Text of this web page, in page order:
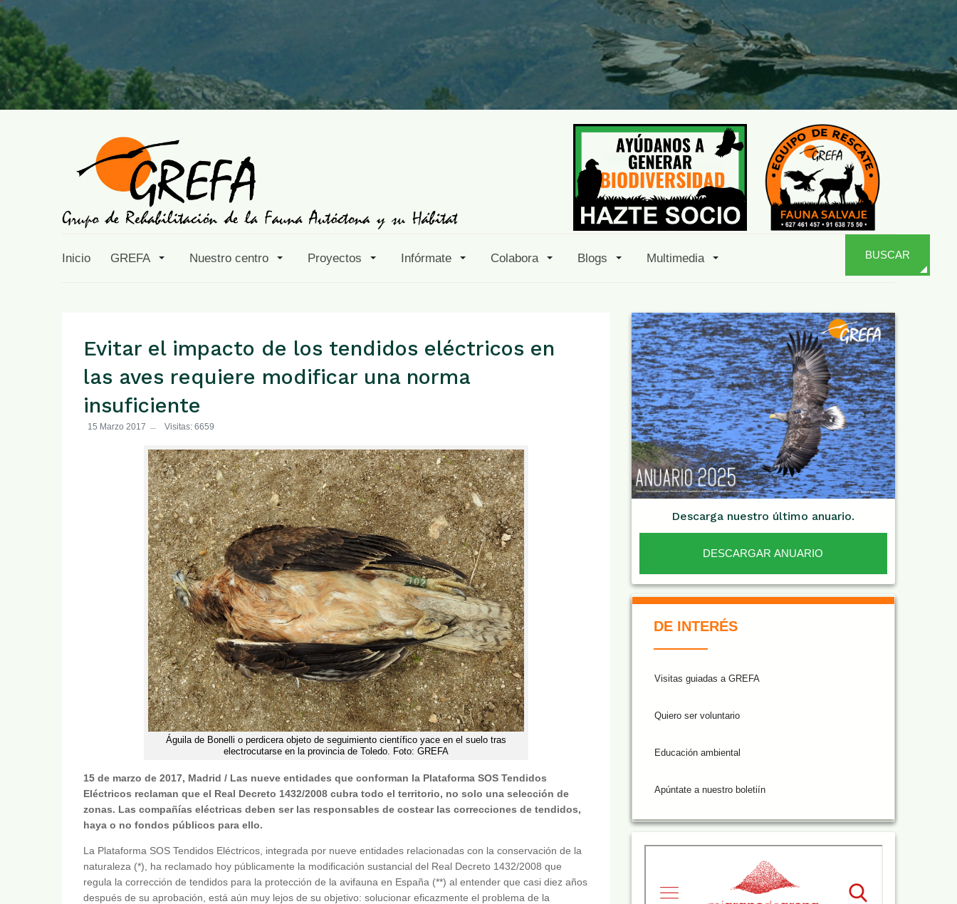
Inicio GREFA Nuestro centro Proyectos Infórmate Colabora Blogs Multimedia BUSCAR
Evitar el impacto de los tendidos eléctricos en
las aves requiere modificar una norma
insuficiente
15 Marzo 2017 Visitas: 6659
Águila de Bonelli o perdicera objeto de seguimiento científico yace en el suelo tras
electrocutarse en la provincia de Toledo. Foto: GREFA
15 de marzo de 2017, Madrid / Las nueve entidades que conforman la Plataforma SOS Tendidos
Eléctricos reclaman que el Real Decreto 1432/2008 cubra todo el territorio, no solo una selección de
zonas. Las compañías eléctricas deben ser las responsables de costear las correcciones de tendidos,
haya o no fondos públicos para ello.
La Plataforma SOS Tendidos Eléctricos, integrada por nueve entidades relacionadas con la conservación de la
naturaleza (*), ha reclamado hoy públicamente la modificación sustancial del Real Decreto 1432/2008 que
regula la corrección de tendidos para la protección de la avifauna en España (**) al entender que casi diez años
después de su aprobación, está aún muy lejos de su objetivo: solucionar eficazmente el problema de la
Descarga nuestro último anuario.
DESCARGAR ANUARIO
DE INTERÉS
Visitas guiadas a GREFA
Quiero ser voluntario
Educación ambiental
Apúntate a nuestro boletiín